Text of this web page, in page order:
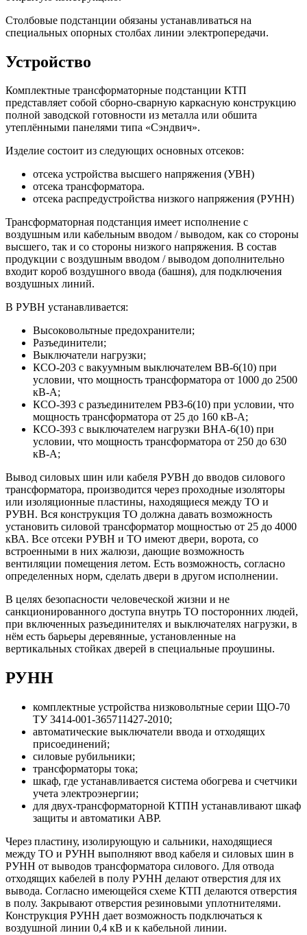
Столбовые подстанции обязаны устанавливаться на
специальных опорных столбах линии электропередачи.
Устройство
Комплектные трансформаторные подстанции КТП
представляет собой сборно-сварную каркасную конструкцию
полной заводской готовности из металла или обшита
утеплёнными панелями типа «Сэндвич».
Изделие состоит из следующих основных отсеков:
отсека устройства высшего напряжения (УВН)
отсека трансформатора.
отсека распредустройства низкого напряжения (РУНН)
Трансформаторная подстанция имеет исполнение с
воздушным или кабельным вводом / выводом, как со стороны
высшего, так и со стороны низкого напряжения. В состав
продукции с воздушным вводом / выводом дополнительно
входит короб воздушного ввода (башня), для подключения
воздушных линий.
В РУВН устанавливается:
Высоковольтные предохранители;
Разъединители;
Выключатели нагрузки;
КСО-203 с вакуумным выключателем ВВ-6(10) при
условии, что мощность трансформатора от 1000 до 2500
кВ-А;
КСО-393 с разъединителем РВЗ-6(10) при условии, что
мощность трансформатора от 25 до 160 кВ-А;
КСО-393 с выключателем нагрузки ВНА-6(10) при
условии, что мощность трансформатора от 250 до 630
кВ-А;
Вывод силовых шин или кабеля РУВН до вводов силового
трансформатора, производится через проходные изоляторы
или изоляционные пластины, находящиеся между ТО и
РУВН. Вся конструкция ТО должна давать возможность
установить силовой трансформатор мощностью от 25 до 4000
кВА. Все отсеки РУВН и ТО имеют двери, ворота, со
встроенными в них жалюзи, дающие возможность
вентиляции помещения летом. Есть возможность, согласно
определенных норм, сделать двери в другом исполнении.
В целях безопасности человеческой жизни и не
санкционированного доступа внутрь ТО посторонних людей,
при включенных разъединителях и выключателях нагрузки, в
нём есть барьеры деревянные, установленные на
вертикальных стойках дверей в специальные проушины.
РУНН
комплектные устройства низковольтные серии ЩО-70
ТУ 3414-001-365711427-2010;
автоматические выключатели ввода и отходящих
присоединений;
силовые рубильники;
трансформаторы тока;
шкаф, где устанавливается система обогрева и счетчики
учета электроэнергии;
для двух-трансформаторной КТПН устанавливают шкаф
защиты и автоматики АВР.
Через пластину, изолирующую и сальники, находящиеся
между ТО и РУНН выполняют ввод кабеля и силовых шин в
РУНН от выводов трансформатора силового. Для отвода
отходящих кабелей в полу РУНН делают отверстия для их
вывода. Согласно имеющейся схеме КТП делаются отверстия
в полу. Закрывают отверстия резиновыми уплотнителями.
Конструкция РУНН дает возможность подключаться к
воздушной линии 0,4 кВ и к кабельной линии.